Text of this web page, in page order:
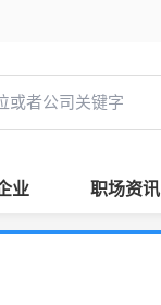
业 职场资讯